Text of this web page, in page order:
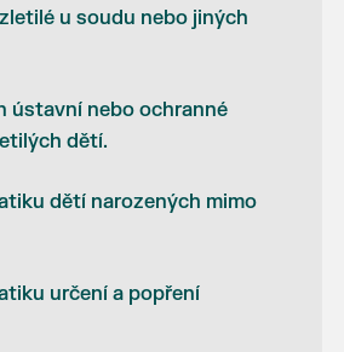
u soudu nebo jiných
ústavní nebo ochranné
dětí.
dětí narozených mimo
určení a popření